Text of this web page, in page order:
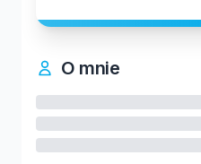
O mnie